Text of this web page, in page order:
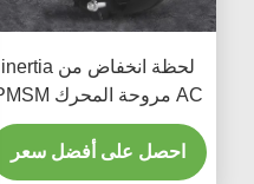
لحظة انخفاض من inertia
AC مروحة المحرك PMSM
محرك 380V مجموعة
مروحة متينة
احصل على أفضل سعر